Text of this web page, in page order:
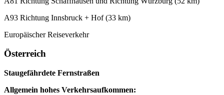
A93 Richtung Innsbruck + Hof (33 km)
Europäischer Reiseverkehr
Österreich
Staugefährdete Fernstraßen
Allgemein hohes Verkehrsaufkommen: